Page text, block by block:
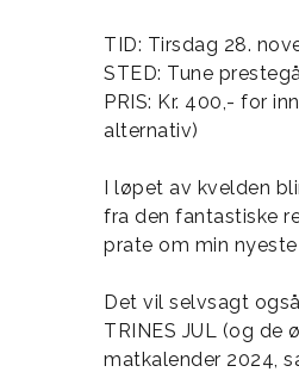
TID: Tirsdag 28.
STED: Tune
PRIS: Kr. 400,- for
alternativ)
I løpet av kvelden
fra den fantastiske
prate om min
Det vil selvsagt
TRINES JUL (og de
matkalender 2024,